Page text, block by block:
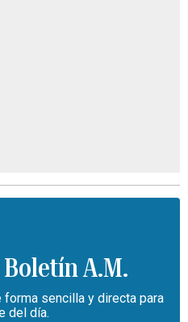
Boletín A.M.
sencilla y directa para
del día.